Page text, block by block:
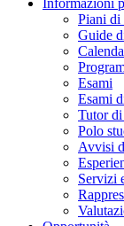
Piani di
Guide
Esami
Esami
Tutor
Polo
Avvisi
Servizi